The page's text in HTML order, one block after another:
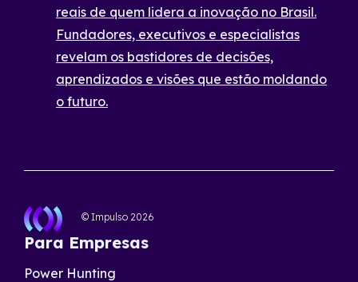
reais de quem lidera a inovação no Brasil.
Fundadores, executivos e especialistas
revelam os bastidores de decisões,
aprendizados e visões que estão moldando
o futuro.
© Impulso 2026
Para Empresas
Power Hunting